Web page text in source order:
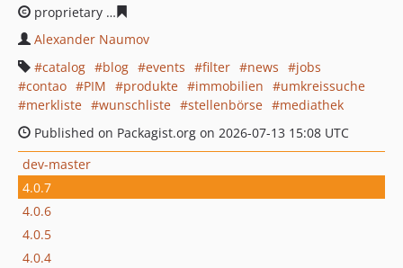
proprietary
Alexander Naumov
catalog
blog events filter news
jobs
contao
PIM produkte immobilien
umkreissuche
merkliste
wunschliste stellenbörse
mediathek
Published on Packagist.org on 2026-07-13 15:08 UTC
dev-master
4.0.7
4.0.6
4.0.5
4.0.4